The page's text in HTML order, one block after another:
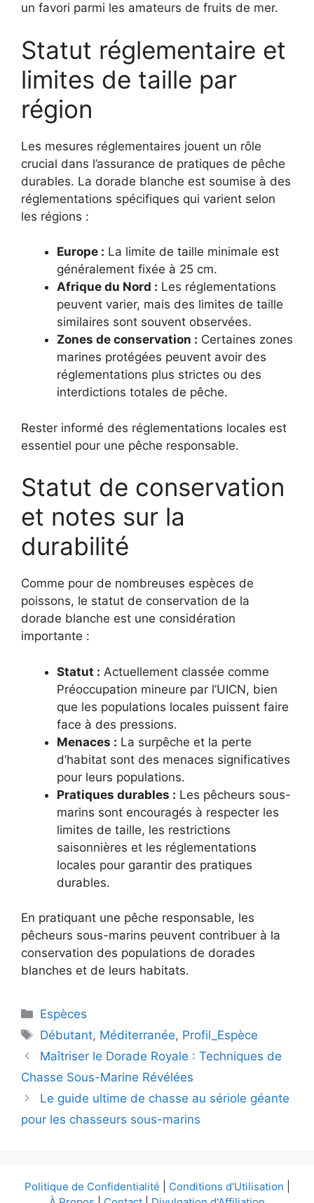
un favori parmi les amateurs de fruits de mer.
Statut réglementaire et
limites de taille par
région
Les mesures réglementaires jouent un rôle
crucial dans l’assurance de pratiques de pêche
durables. La dorade blanche est soumise à des
réglementations spécifiques qui varient selon
les régions :
Europe : La limite de taille minimale est
généralement fixée à 25 cm.
Afrique du Nord : Les réglementations
peuvent varier, mais des limites de taille
similaires sont souvent observées.
Zones de conservation : Certaines zones
marines protégées peuvent avoir des
réglementations plus strictes ou des
interdictions totales de pêche.
Rester informé des réglementations locales est
essentiel pour une pêche responsable.
Statut de conservation
et notes sur la
durabilité
Comme pour de nombreuses espèces de
poissons, le statut de conservation de la
dorade blanche est une considération
importante :
Statut : Actuellement classée comme
Préoccupation mineure par l’UICN, bien
que les populations locales puissent faire
face à des pressions.
Menaces : La surpêche et la perte
d’habitat sont des menaces significatives
pour leurs populations.
Pratiques durables : Les pêcheurs sous-
marins sont encouragés à respecter les
limites de taille, les restrictions
saisonnières et les réglementations
locales pour garantir des pratiques
durables.
En pratiquant une pêche responsable, les
pêcheurs sous-marins peuvent contribuer à la
conservation des populations de dorades
blanches et de leurs habitats.
Catégories
Espèces
Étiquettes
Débutant, Méditerranée, Profil_Espèce
Maîtriser le Dorade Royale : Techniques de
Chasse Sous-Marine Révélées
Le guide ultime de chasse au sériole géante
pour les chasseurs sous-marins
Politique de Confidentialité Conditions d'Utilisation